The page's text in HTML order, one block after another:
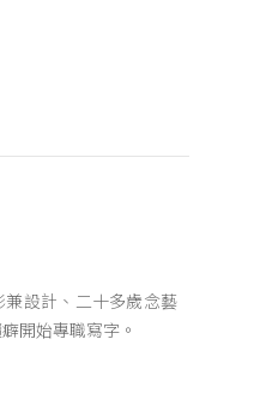
設計、二十多歲念藝
開始專職寫字。